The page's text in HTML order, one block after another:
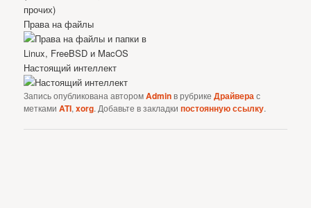
Права на файлы
Настоящий интеллект
Запись опубликована авторомAdminв рубрикеДрайверас
меткамиATI,xorg. Добавьте в закладкипостоянную ссылку.